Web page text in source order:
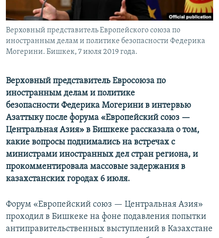
Верховный представитель Европейского союза по
иностранным делам и политике безопасности Федерика
Могерини. Бишкек, 7 июля 2019 года.
Верховный представитель Евросоюза по
иностранным делам и политике
безопасности Федерика Могерини в интервью
Азаттыку после форума «Европейский союз —
Центральная Азия» в Бишкеке рассказала о том,
какие вопросы поднимались на встречах с
министрами иностранных дел стран региона, и
прокомментировала массовые задержания в
казахстанских городах 6 июля.
Форум «Европейский союз — Центральная Азия»
проходил в Бишкеке на фоне подавления попытки
антиправительственных выступлений в Казахстане